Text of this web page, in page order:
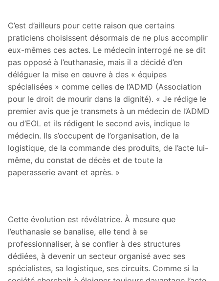
C’est d’ailleurs pour cette raison que certains
praticiens choisissent désormais de ne plus accomplir
eux-mêmes ces actes. Le médecin interrogé ne se dit
pas opposé à l’euthanasie, mais il a décidé d’en
déléguer la mise en œuvre à des « équipes
spécialisées » comme celles de l’ADMD (Association
pour le droit de mourir dans la dignité). « Je rédige le
premier avis que je transmets à un médecin de l’ADMD
ou d’EOL et ils rédigent le second avis, indique le
médecin. Ils s’occupent de l’organisation, de la
logistique, de la commande des produits, de l’acte lui-
même, du constat de décès et de toute la
paperasserie avant et après. »
Cette évolution est révélatrice. À mesure que
l’euthanasie se banalise, elle tend à se
professionnaliser, à se confier à des structures
dédiées, à devenir un secteur organisé avec ses
spécialistes, sa logistique, ses circuits. Comme si la